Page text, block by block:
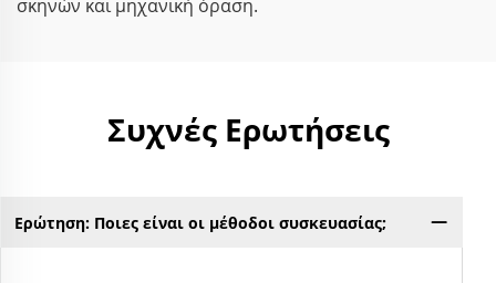
σκηνών και μηχανική όραση.
Συχνές Ερωτήσεις
Ερώτηση: Ποιες είναι οι μέθοδοι συσκευασίας;